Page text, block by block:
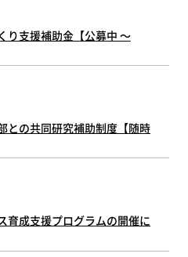
り支援補助金【公募中 ～
との共同研究補助制度【随時
育成支援プログラムの開催に